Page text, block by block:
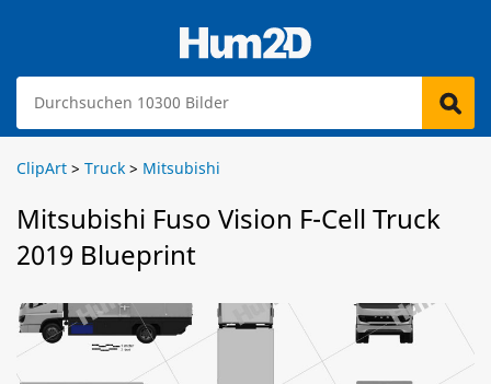
ClipArt > Truck > Mitsubishi
Mitsubishi Fuso Vision F-Cell Truck
2019 Blueprint